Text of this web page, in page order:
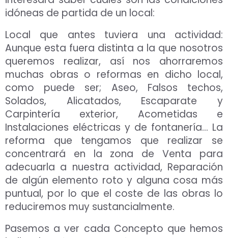
idóneas de partida de un local:
Local que antes tuviera una actividad:
Aunque esta fuera distinta a la que nosotros
queremos realizar, así nos ahorraremos
muchas obras o reformas en dicho local,
como puede ser; Aseo, Falsos techos,
Solados, Alicatados, Escaparate y
Carpintería exterior, Acometidas e
Instalaciones eléctricas y de fontanería… La
reforma que tengamos que realizar se
concentrará en la zona de Venta para
adecuarla a nuestra actividad, Reparación
de algún elemento roto y alguna cosa más
puntual, por lo que el coste de las obras lo
reduciremos muy sustancialmente.
Pasemos a ver cada Concepto que hemos